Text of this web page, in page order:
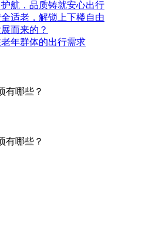
航，品质铸就安心出行
适老，解锁上下楼自由
而来的？
年群体的出行需求